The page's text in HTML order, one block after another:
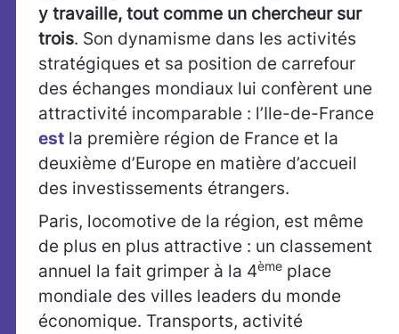
y travaille, tout comme un chercheur sur
trois. Son dynamisme dans les activités
stratégiques et sa position de carrefour
des échanges mondiaux lui confèrent une
attractivité incomparable : l’Ile-de-France
est la première région de France et la
deuxième d’Europe en matière d’accueil
des investissements étrangers.
Paris, locomotive de la région, est même
de plus en plus attractive : un classement
annuel la fait grimper à la 4ème place
mondiale des villes leaders du monde
économique. Transports, activité